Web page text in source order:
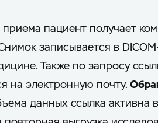
пациент получает
записывается в
Также по запросу
на электронную почту.
данных ссылка активна